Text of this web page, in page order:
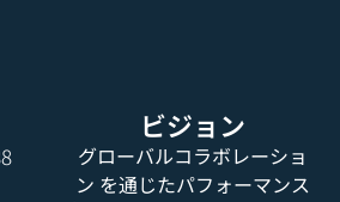
ビジョン
グローバルコラボレーショ
ン を通じたパフォーマンス